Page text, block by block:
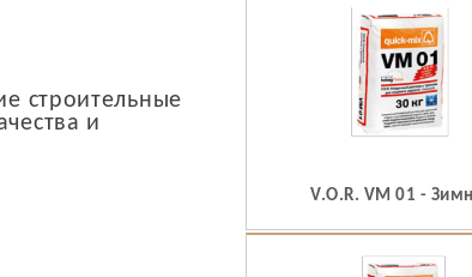
строительные
и
V.O.R. VM 01 -